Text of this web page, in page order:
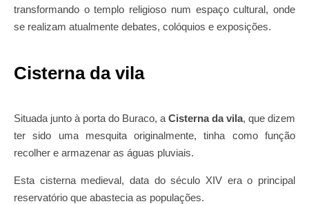
transformando o templo religioso num espaço cultural, onde
se realizam atualmente debates, colóquios e exposições.
Cisterna da vila
Situada junto à porta do Buraco, a Cisterna da vila, que dizem
ter sido uma mesquita originalmente, tinha como função
recolher e armazenar as águas pluviais.
Esta cisterna medieval, data do século XIV era o principal
reservatório que abastecia as populações.